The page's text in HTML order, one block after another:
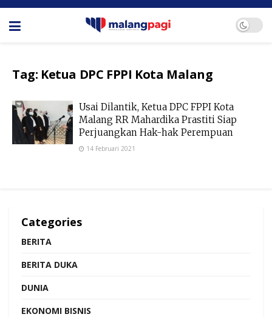
Tag: Ketua DPC FPPI Kota Malang
Usai Dilantik, Ketua DPC FPPI Kota
Malang RR Mahardika Prastiti Siap
Perjuangkan Hak-hak Perempuan
14 Februari 2021
Categories
BERITA
BERITA DUKA
DUNIA
EKONOMI BISNIS